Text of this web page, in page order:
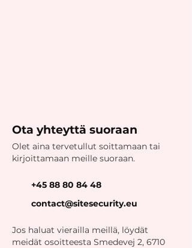
Ota yhteyttä suoraan
Olet aina tervetullut soittamaan tai
kirjoittamaan meille suoraan.
+45 88 80 84 48
contact@sitesecurity.eu
Jos haluat vierailla meillä, löydät
meidät osoitteesta Smedevej 2, 6710